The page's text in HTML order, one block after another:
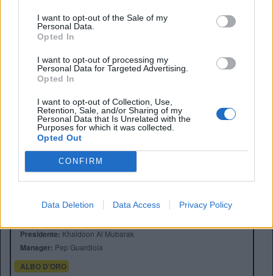
I want to opt-out of the Sale of my
Personal Data.
Opted In
I want to opt-out of processing my
Personal Data for Targeted Advertising.
Opted In
I want to opt-out of Collection, Use,
Retention, Sale, and/or Sharing of my
Personal Data that Is Unrelated with the
Purposes for which it was collected.
Opted Out
CONFIRM
Data Deletion Data Access Privacy Policy
Stadio:Etihad Stadium (47.405)
Presidente: Khaldoon Al Mubarak
Manager: Pep Guardiola
ALBO D'ORO